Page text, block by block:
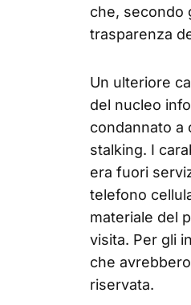
che, secondo
trasparenza
Un ulteriore
del nucleo
condannato a
stalking. I
era fuori
telefono
materiale del
visita. Per gli
che
riservata.